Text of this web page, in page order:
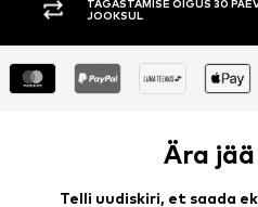
TAGASTAMISE ÕIGUS 30
JOOKSUL
Ära
Telli uudiskiri, et saada